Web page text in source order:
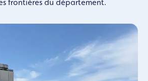
frontières du département.